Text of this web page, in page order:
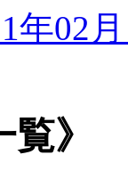
年02
》